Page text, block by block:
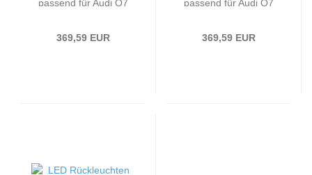
passend für Audi Q7
369,59 EUR
passend für Audi Q7
369,59 EUR